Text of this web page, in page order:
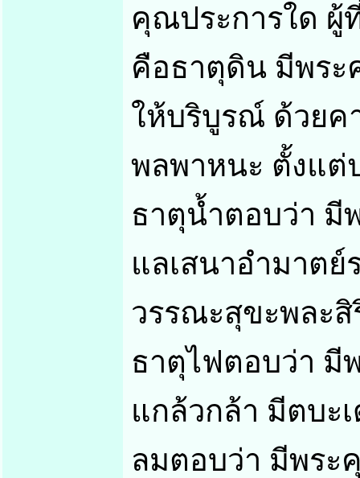
คุณประการใด
คือธาตุดิน มีพระ
ให้บริบูรณ์ ด้วยค
พลพาหนะ ตั้งแต่
ธาตุน้ำตอบว่า มี
แลเสนาอำมาตย์
วรรณะสุขะพละ
ธาตุไฟตอบว่า มี
แกล้วกล้า มีตบะ
ลมตอบว่า มีพระ